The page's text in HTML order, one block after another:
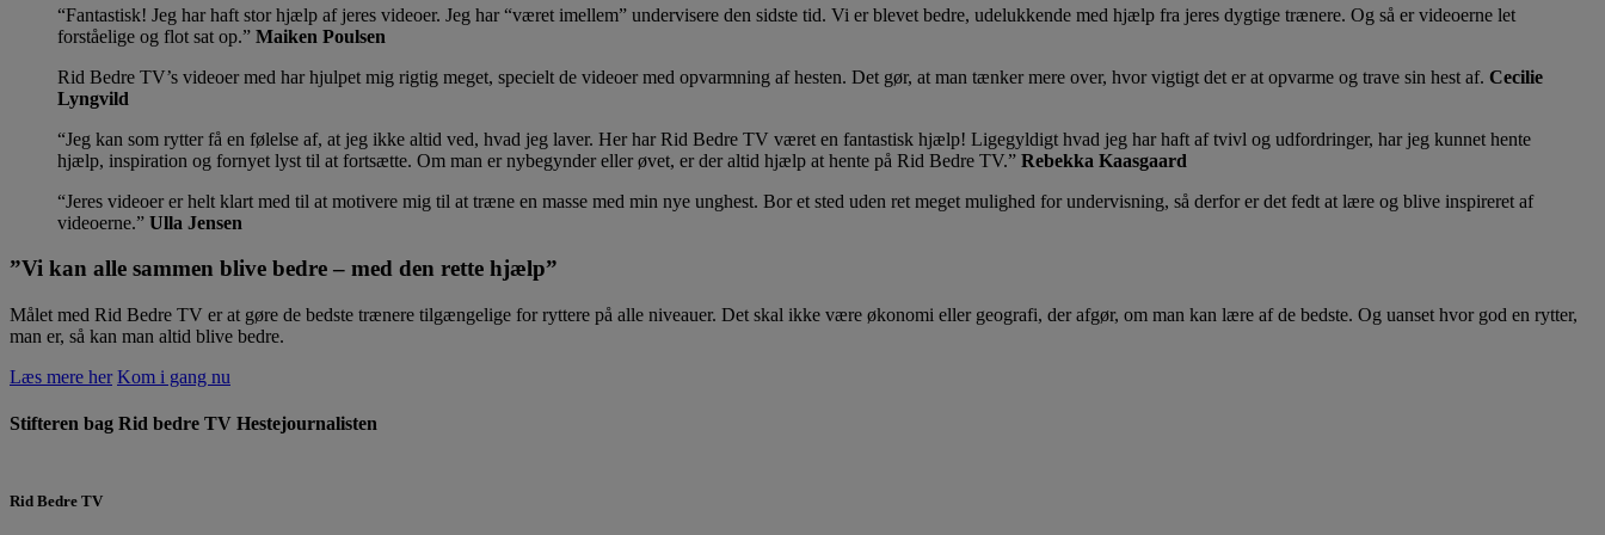
Fantastisk! Jeg har haft stor hjælp af jeres videoer. Jeg har “været imellem” undervisere den sidste tid. Vi er blevet bedre, udelukkende med hjælp fra jeres dygtige trænere. Og så er videoerne let
forståelige og flot sat op.
Maiken Poulsen
Rid Bedre TV’s videoer med har hjulpet mig rigtig meget, specielt de videoer med opvarmning af hesten. Det gør, at man tænker mere over, hvor vigtigt det er at opvarme og trave sin hest af. Cecilie
Lyngvild
Jeg kan som rytter få en følelse af, at jeg ikke altid ved, hvad jeg laver. Her har Rid Bedre TV været en fantastisk hjælp! Ligegyldigt hvad jeg har haft af tvivl og udfordringer, har jeg kunnet hente
hjælp, inspiration og fornyet lyst til at fortsætte. Om man er nybegynder eller øvet, er der altid hjælp at hente på Rid Bedre TV.
Rebekka Kaasgaard
Jeres videoer er helt klart med til at motivere mig til at træne en masse med min nye unghest. Bor et sted uden ret meget mulighed for undervisning, så derfor er det fedt at lære og blive inspireret af
videoerne.
Ulla Jensen
”Vi kan alle sammen blive bedre – med den rette hjælp”
Målet med Rid Bedre TV er at gøre de bedste trænere tilgængelige for ryttere på alle niveauer. Det skal ikke være økonomi eller geografi, der afgør, om man kan lære af de bedste. Og uanset hvor god en rytter,
man er, så kan man altid blive bedre.
Læs mere her Kom i gang nu
Stifteren bag Rid bedre TV Hestejournalisten
Rid Bedre TV